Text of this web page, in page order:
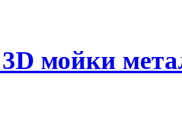
мойки